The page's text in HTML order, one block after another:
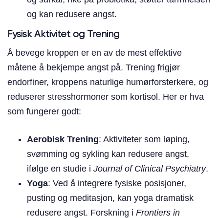
og kan redusere angst.
Fysisk Aktivitet og Trening
Å bevege kroppen er en av de mest effektive
måtene å bekjempe angst på. Trening frigjør
endorfiner, kroppens naturlige humørforsterkere, og
reduserer stresshormoner som kortisol. Her er hva
som fungerer godt:
Aerobisk Trening: Aktiviteter som løping,
svømming og sykling kan redusere angst,
ifølge en studie i Journal of Clinical Psychiatry.
Yoga: Ved å integrere fysiske posisjoner,
pusting og meditasjon, kan yoga dramatisk
redusere angst. Forskning i Frontiers in